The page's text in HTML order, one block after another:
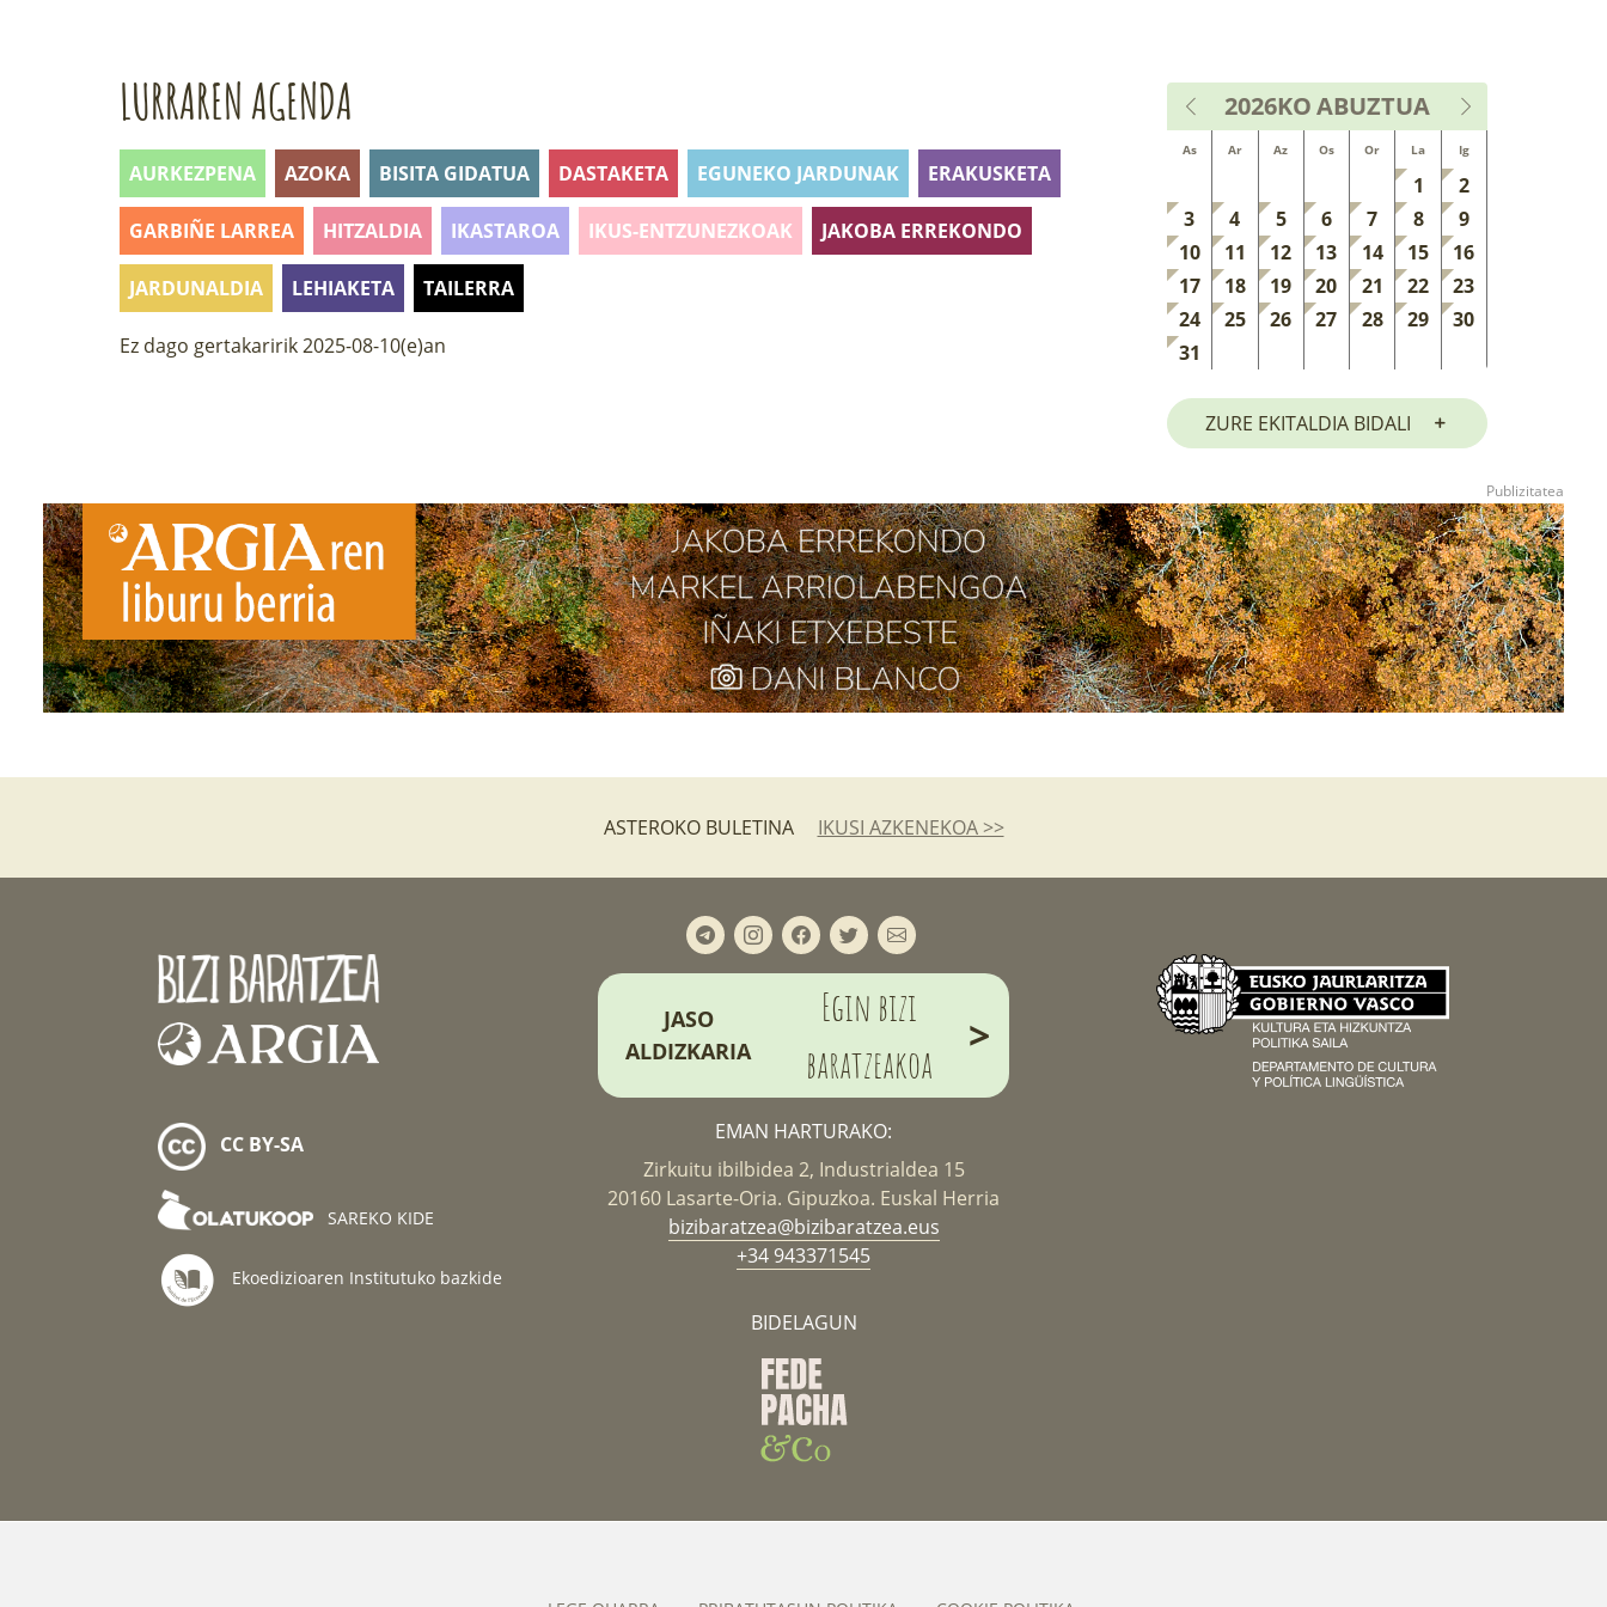
LURRAREN AGENDA
AURKEZPENA AZOKA BISITA GIDATUA DASTAKETA EGUNEKO JARDUNAK ERAKUSKETA
GARBIÑE LARREA HITZALDIA IKASTAROA IKUS-ENTZUNEZKOAK JAKOBA ERREKONDO
JARDUNALDIA LEHIAKETA TAILERRA
Ez dago gertakaririk 2025-08-10(e)an
2026KOABUZTUA
As Ar Az Os Or La Ig
1
2
3
4 5 6 7 8
9
10
11 12 13 14 15
16
17
18 19 20 21 22
23
24
25 26 27 28 29
30
31
ZURE EKITALDIA BIDALI
ASTEROKO BULETINA IKUSI AZKENEKOA >>
CC BY-SA
SAREKO KIDE
Ekoedizioaren Institutuko bazkide
JASO
ALDIZKARIA
Egin bizi
baratzeakoa
>
EMAN HARTURAKO:
Zirkuitu ibilbidea 2, Industrialdea 15
20160 Lasarte-Oria. Gipuzkoa. Euskal Herria
bizibaratzea@bizibaratzea.eus
+34 943371545
BIDELAGUN